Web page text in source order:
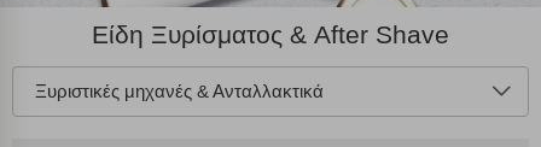
Είδη Ξυρίσματος & After Shave
Ξυριστικές μηχανές & Ανταλλακτικά